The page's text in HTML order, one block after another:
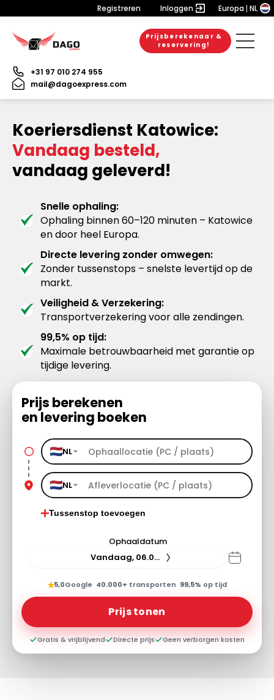
Registreren Inloggen Europa NL
Prijsberekenaar &
reservering!
+31 97 010 274 955
mail@dagoexpress.com
Koeriersdienst Katowice:
Vandaag besteld,
vandaag geleverd!
Snelle ophaling:
Ophaling binnen 60–120 minuten – Katowice
en door heel Europa.
Directe levering zonder omwegen:
Zonder tussenstops – snelste levertijd op de
markt.
Veiligheid & Verzekering:
Transportverzekering voor alle zendingen.
99,5% op tijd:
Maximale betrouwbaarheid met garantie op
tijdige levering.
Prijs berekenen
en levering boeken
NL
NL
Tussenstop toevoegen
Ophaaldatum
Vandaag, 06.08.26
★5,0Google· 40.000+ transporten· 99,5% op tijd
Prijs tonen
Gratis & vrijblijvend Directe prijs Geen verborgen kosten